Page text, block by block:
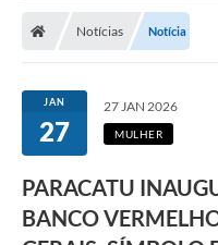
Notícias Notícia
JAN
27
27 JAN 2026
MULHER
PARACATU
BANCO